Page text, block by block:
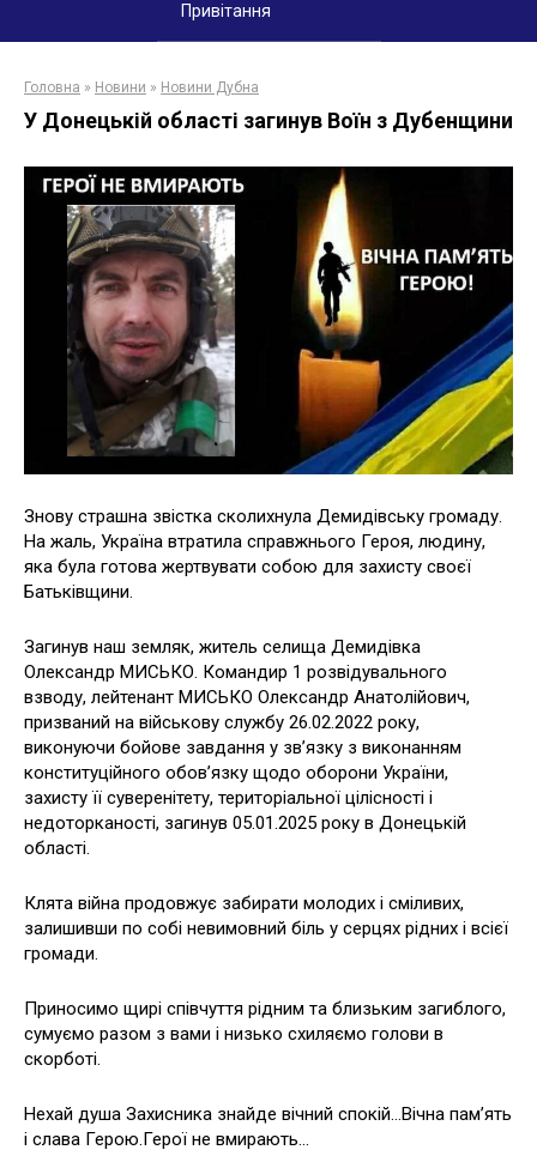
Привітання
Головна » Новини » Новини Дубна
У Донецькій області загинув Воїн з Дубенщини
Знову страшна звістка сколихнула Демидівську громаду.
На жаль, Україна втратила справжнього Героя, людину,
яка була готова жертвувати собою для захисту своєї
Батьківщини.
Загинув наш земляк, житель селища Демидівка
Олександр МИСЬКО. Командир 1 розвідувального
взводу, лейтенант МИСЬКО Олександр Анатолійович,
призваний на військову службу 26.02.2022 року,
виконуючи бойове завдання у зв’язку з виконанням
конституційного обов’язку щодо оборони України,
захисту її суверенітету, територіальної цілісності і
недоторканості, загинув 05.01.2025 року в Донецькій
області.
Клята війна продовжує забирати молодих і сміливих,
залишивши по собі невимовний біль у серцях рідних і всієї
громади.
Приносимо щирі співчуття рідним та близьким загиблого,
сумуємо разом з вами і низько схиляємо голови в
скорботі.
Нехай душа Захисника знайде вічний спокій…Вічна пам’ять
і слава Герою.Герої не вмирають…